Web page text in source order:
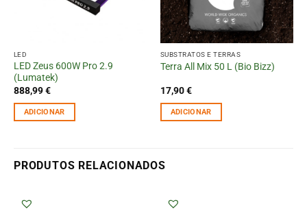
LED
LED Zeus 600W Pro 2.9
(Lumatek)
888,99€
ADICIONAR
SUBSTRATOS E TERRAS
Terra All Mix 50 L (Bio Bizz)
17,90€
ADICIONAR
PRODUTOS RELACIONADOS